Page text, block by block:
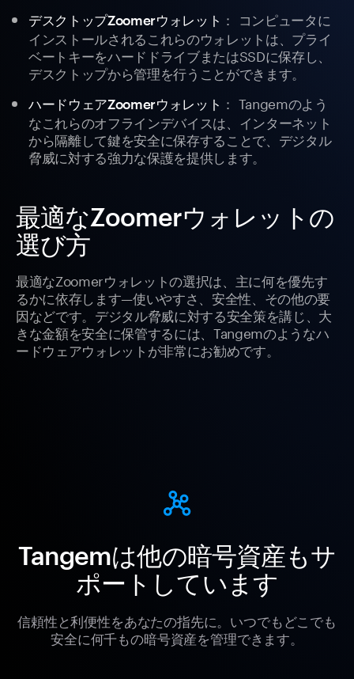
デスクトップZoomerウォレット ： コンピュータに
インストールされるこれらのウォレットは、プライ
ベートキーをハードドライブまたはSSDに保存し、
デスクトップから管理を行うことができます。
ハードウェアZoomerウォレット ： Tangemのよう
なこれらのオフラインデバイスは、インターネット
から隔離して鍵を安全に保存することで、デジタル
脅威に対する強力な保護を提供します。
最適なZoomerウォレットの
選び方
最適なZoomerウォレットの選択は、主に何を優先す
るかに依存します—使いやすさ、安全性、その他の要
因などです。デジタル脅威に対する安全策を講じ、大
きな金額を安全に保管するには、Tangemのようなハ
ードウェアウォレットが非常にお勧めです。
Tangemは他の暗号資産もサ
ポートしています
信頼性と利便性をあなたの指先に。いつでもどこでも
安全に何千もの暗号資産を管理できます。